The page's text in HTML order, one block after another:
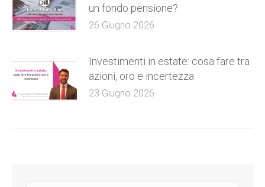
un fondo pensione?
26 Giugno 2026
Investimenti in estate: cosa fare tra
azioni, oro e incertezza
23 Giugno 2026